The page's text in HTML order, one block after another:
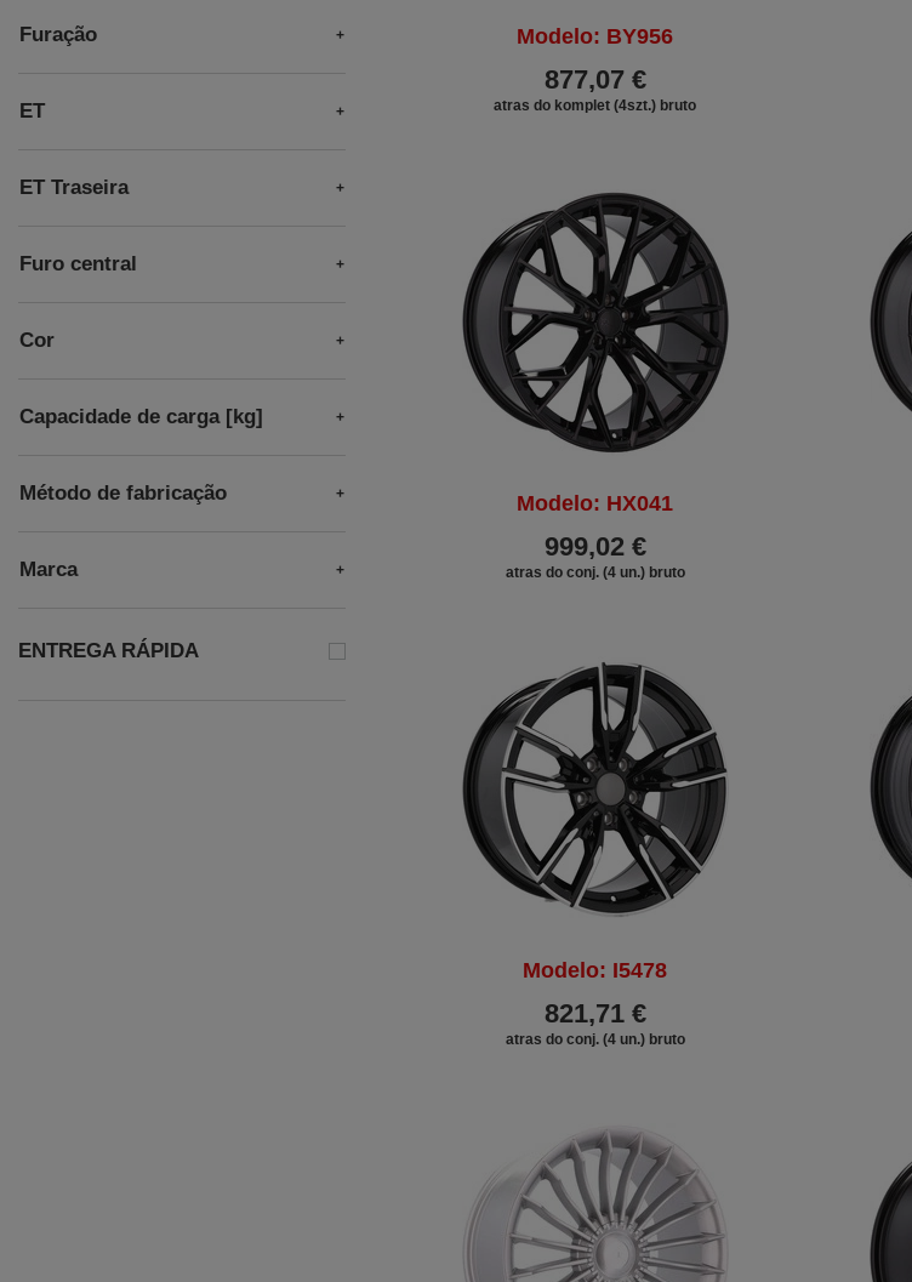
Furação
ET
ET Traseira
Furo central
Cor
Capacidade de carga [kg]
Método de fabricação
Marca
ENTREGA RÁPIDA
Modelo: BY956
877,07 €
atras do komplet (4szt.) bruto
Modelo: HX041
999,02 €
atras do conj. (4 un.) bruto
Modelo: I5478
821,71 €
atras do conj. (4 un.) bruto